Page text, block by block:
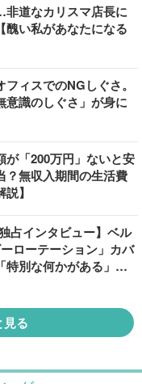
道なカリスマ店長に
醜い私があなたになる
フィスでのNGしぐさ。
意識のしぐさ」が身に
が「200万円」ないと安
？無収入期間の生活費
】
占インタビュー】ベル
ローテーション」カバ
特別な何かがある」…
見る